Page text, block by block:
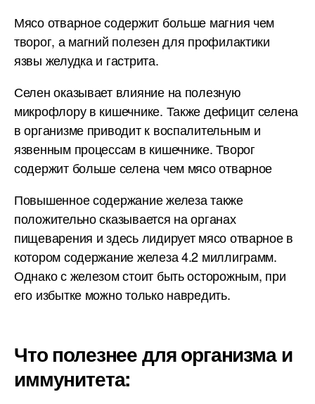
Мясо отварное содержит больше магния чем
творог, а магний полезен для профилактики
язвы желудка и гастрита.
Селен оказывает влияние на полезную
микрофлору в кишечнике. Также дефицит селена
в организме приводит к воспалительным и
язвенным процессам в кишечнике. Творог
содержит больше селена чем мясо отварное
Повышенное содержание железа также
положительно сказывается на органах
пищеварения и здесь лидирует мясо отварное в
котором содержание железа 4.2 миллиграмм.
Однако с железом стоит быть осторожным, при
его избытке можно только навредить.
Что полезнее для организма и
иммунитета: